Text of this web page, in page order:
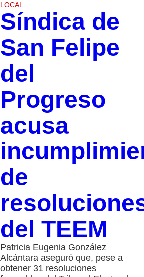
LOCAL
Síndica de
San Felipe
del
Progreso
acusa
de
del TEEM
Patricia Eugenia González
Alcántara aseguró que, pese a
obtener 31 resoluciones